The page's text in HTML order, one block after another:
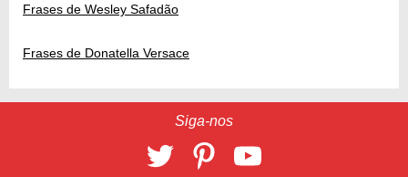
Frases de Wesley Safadão
Frases de Donatella Versace
Siga-nos